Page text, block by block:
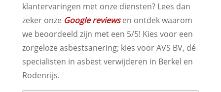
klantervaringen met onze diensten? Lees dan
zeker onze Google reviewsen ontdek waarom
we beoordeeld zijn met een 5/5! Kies voor een
zorgeloze asbestsanering; kies voor AVS BV, dé
specialisten in asbest verwijderen in Berkel en
Rodenrijs.